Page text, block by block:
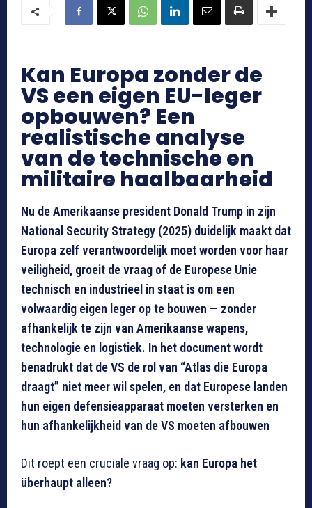
Kan Europa zonder de
VS een eigen EU-leger
opbouwen? Een
realistische analyse
van de technische en
militaire haalbaarheid
Nu de Amerikaanse president Donald Trump in zijn
National Security Strategy (2025) duidelijk maakt dat
Europa zelf verantwoordelijk moet worden voor haar
veiligheid, groeit de vraag of de Europese Unie
technisch en industrieel in staat is om een
volwaardig eigen leger op te bouwen — zonder
afhankelijk te zijn van Amerikaanse wapens,
technologie en logistiek. In het document wordt
benadrukt dat de VS de rol van “Atlas die Europa
draagt” niet meer wil spelen, en dat Europese landen
hun eigen defensieapparaat moeten versterken en
hun afhankelijkheid van de VS moeten afbouwen
Dit roept een cruciale vraag op: kan Europa het
überhaupt alleen?